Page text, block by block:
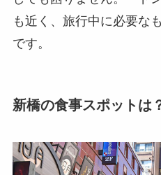
も近く、旅行中に必要な
です。
新橋の食事スポットは